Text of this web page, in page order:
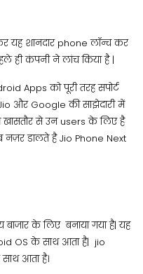
यह शानदार phone लॉन्च कर
ही कंपनी ने लांच किया है |
Apps को पूरी तरह सपोर्ट
और Google की साझेदारी में
खासतौर से उन users के लिए है
नज़र डालते है Jio Phone Next
बाजार के लिए बनाया गया है| यह
OS के साथ आता है| jio
आता है।